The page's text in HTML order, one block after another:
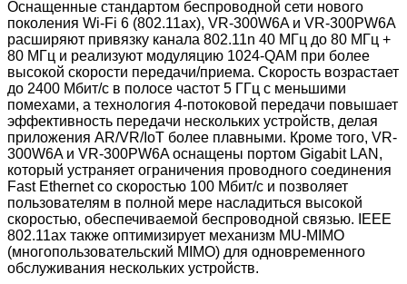
Оснащенные стандартом беспроводной сети нового
поколения Wi-Fi 6 (802.11ax), VR-300W6A и VR-300PW6A
расширяют привязку канала 802.11n 40 МГц до 80 МГц +
80 МГц и реализуют модуляцию 1024-QAM при более
высокой скорости передачи/приема. Скорость возрастает
до 2400 Мбит/с в полосе частот 5 ГГц с меньшими
помехами, а технология 4-потоковой передачи повышает
эффективность передачи нескольких устройств, делая
приложения AR/VR/IoT более плавными. Кроме того, VR-
300W6A и VR-300PW6A оснащены портом Gigabit LAN,
который устраняет ограничения проводного соединения
Fast Ethernet со скоростью 100 Мбит/с и позволяет
пользователям в полной мере насладиться высокой
скоростью, обеспечиваемой беспроводной связью. IEEE
802.11ax также оптимизирует механизм MU-MIMO
(многопользовательский MIMO) для одновременного
обслуживания нескольких устройств.